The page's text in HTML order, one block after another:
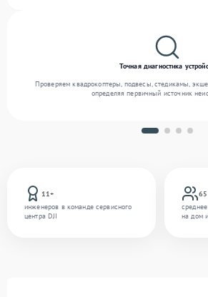
11+
инженеров в команде сервисного
центра DJI
на дом
Точная диагностика
Проверяем квадрокоптеры, подвесы, стедикамы,
определяя первичный источник